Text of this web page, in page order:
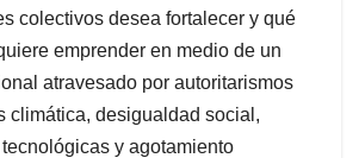
colectivos desea fortalecer y qué
emprender en medio de un
atravesado por autoritarismos
climática, desigualdad social,
y agotamiento